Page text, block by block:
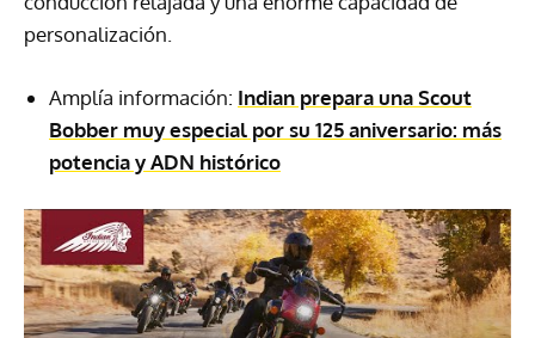
personalización.
Amplía información: Indian prepara una Scout
Bobber muy especial por su 125 aniversario: más
potencia y ADN histórico